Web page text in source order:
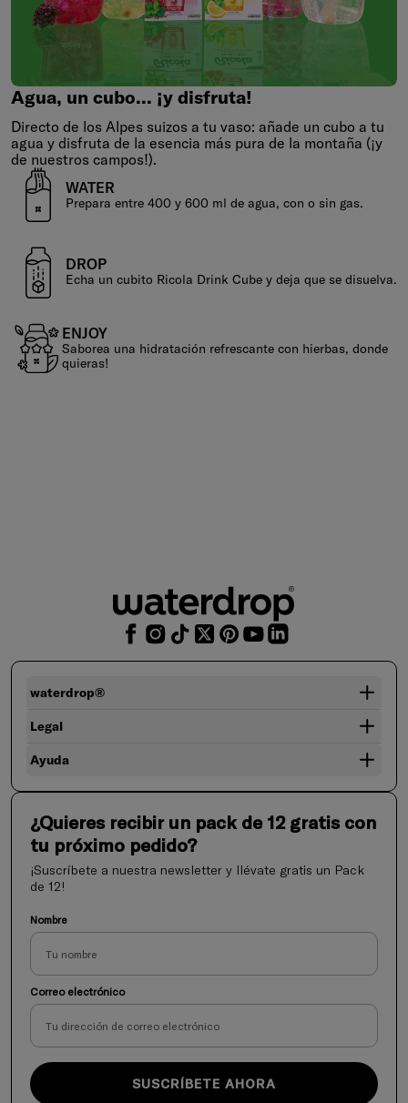
Agua, un cubo... ¡y disfruta!
Agua, un cubo... ¡y disfruta!
Directo de los Alpes suizos a tu vaso: añade un cubo a tu
agua y disfruta de la esencia más pura de la montaña (¡y
de nuestros campos!).
WATER
Prepara entre 400 y 600 ml de agua, con o sin gas.
DROP
Echa un cubito Ricola Drink Cube y deja que se disuelva.
ENJOY
Saborea una hidratación refrescante con hierbas, donde
quieras!
waterdrop®
Legal
Ayuda
¿Quieres recibir un pack de 12 gratis con
tu próximo pedido?
¡Suscríbete a nuestra newsletter y llévate gratis un Pack
de 12!
Nombre
Correo electrónico
SUSCRÍBETE AHORA